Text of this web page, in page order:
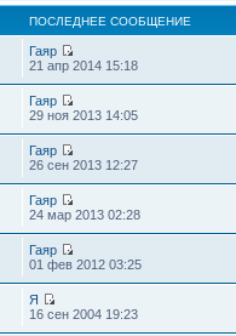
ПОСЛЕДНЕЕ СООБЩЕНИЕ
Гаяр
21 апр 2014 15:18
Гаяр
29 ноя 2013 14:05
Гаяр
26 сен 2013 12:27
Гаяр
24 мар 2013 02:28
Гаяр
01 фев 2012 03:25
Я
16 сен 2004 19:23